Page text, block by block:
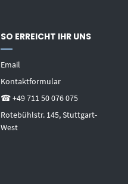
SO ERREICHT IHR UNS
Email
Kontaktformular
☎ +49 711 50 076 075
Rotebühlstr. 145, Stuttgart-
West